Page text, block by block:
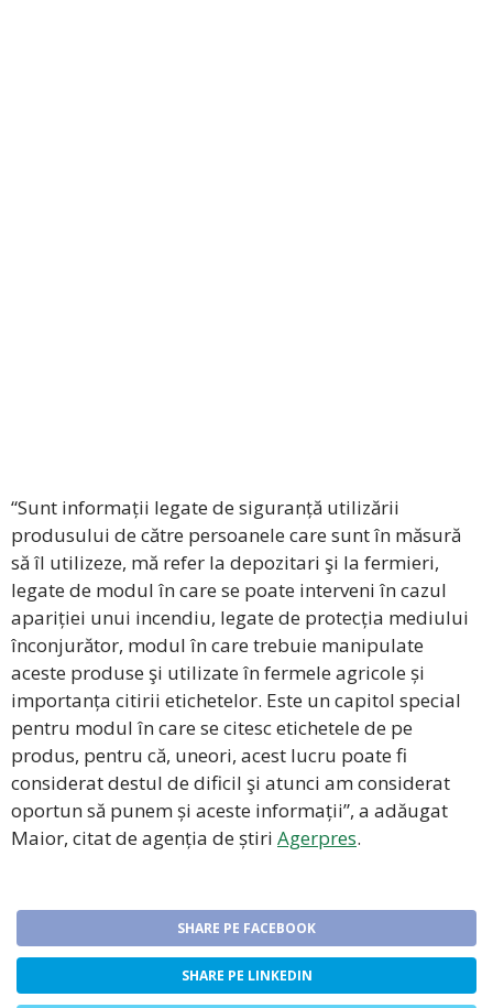
“Sunt informații legate de siguranță utilizării
produsului de către persoanele care sunt în măsură
să îl utilizeze, mă refer la depozitari şi la fermieri,
legate de modul în care se poate interveni în cazul
apariției unui incendiu, legate de protecția mediului
înconjurător, modul în care trebuie manipulate
aceste produse şi utilizate în fermele agricole și
importanța citirii etichetelor. Este un capitol special
pentru modul în care se citesc etichetele de pe
produs, pentru că, uneori, acest lucru poate fi
considerat destul de dificil şi atunci am considerat
oportun să punem și aceste informații”, a adăugat
Maior, citat de agenția de știri Agerpres.
SHARE PE FACEBOOK
SHARE PE LINKEDIN